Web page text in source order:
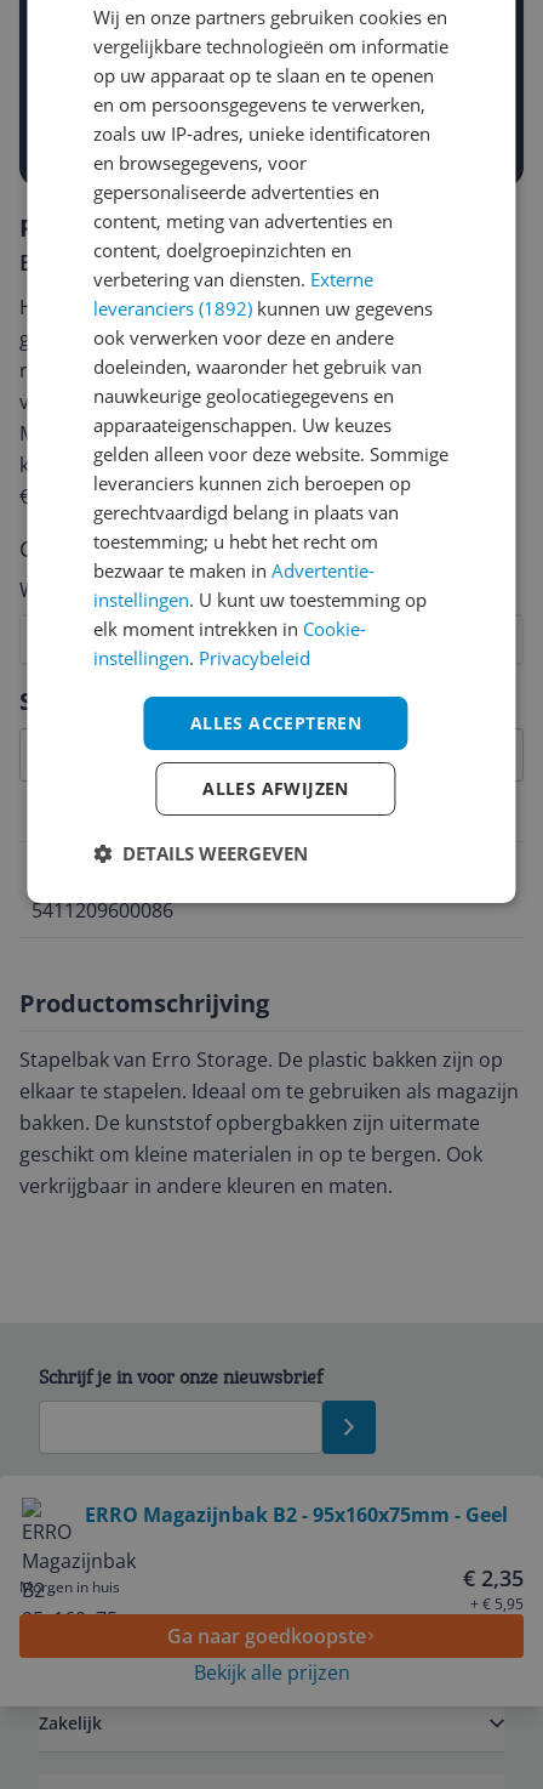
Gewenste daling of bedrag
-10% -15%
Gewenste prijs
€
Prijsalert aanzetten
Specificaties
Belangrijkste kenmerken
5411209600086
Productomschrijving
Stapelbak van Erro Storage. De plastic bakken zijn op
elkaar te stapelen. Ideaal om te gebruiken als magazijn
bakken. De kunststof opbergbakken zijn uitermate
geschikt om kleine materialen in op te bergen. Ook
verkrijgbaar in andere kleuren en maten.
Reviews
Er zijn nog geen reviews geschreven
Heb jij dit product in bezit en wil je graag je mening
geven? Start dan hieronder met het schrijven van je
review. Afhankelijk van de details duurt het schrijven
van een review gemiddeld tussen de 3 en 10 minuten.
Met jouw mening help je andere bezoekers een betere
keuze te maken én maak je iedere maand kans op
€250,-!
Klik hier voor de actievoorwaarden.
Cijfer
Welk cijfer geef jij dit product?
7
6
5
4
3
2
ERRO Magazijnbak B2 - 95x160x75mm - Geel
Morgen in huis € 2,35
+ € 5,95
Ga naar goedkoopste
Bekijk alle prijzen
Schrijf je in voor onze nieuwsbrief
Service
Zakelijk
Wij en onze partners gebruiken cookies en
vergelijkbare technologieën om informatie
op uw apparaat op te slaan en te openen
en om persoonsgegevens te verwerken,
zoals uw IP-adres, unieke identificatoren
en browsegegevens, voor
gepersonaliseerde advertenties en
content, meting van advertenties en
content, doelgroepinzichten en
verbetering van diensten. Externe
leveranciers (1892) kunnen uw gegevens
ook verwerken voor deze en andere
doeleinden, waaronder het gebruik van
nauwkeurige geolocatiegegevens en
apparaateigenschappen. Uw keuzes
gelden alleen voor deze website. Sommige
leveranciers kunnen zich beroepen op
gerechtvaardigd belang in plaats van
toestemming; u hebt het recht om
bezwaar te maken inAdvertentie-
instellingen. U kunt uw toestemming op
elk moment intrekken in Cookie-
instellingen. Privacybeleid
ALLES ACCEPTEREN
ALLES AFWIJZEN
DETAILS WEERGEVEN